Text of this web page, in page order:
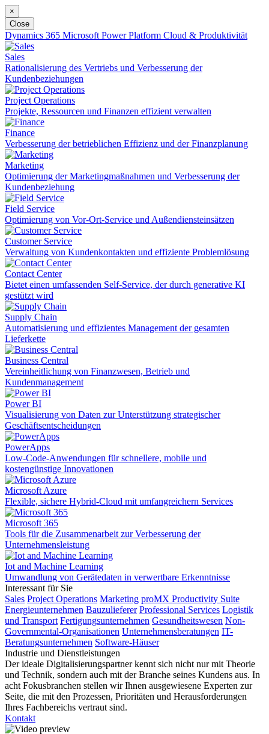
×
Close
Dynamics 365 Microsoft Power Platform Cloud & Produktivität
Sales
Rationalisierung des Vertriebs und Verbesserung der
Kundenbeziehungen
Project Operations
Projekte, Ressourcen und Finanzen effizient verwalten
Finance
Verbesserung der betrieblichen Effizienz und der Finanzplanung
Marketing
Optimierung der Marketingmaßnahmen und Verbesserung der
Kundenbeziehung
Field Service
Optimierung von Vor-Ort-Service und Außendiensteinsätzen
Customer Service
Verwaltung von Kundenkontakten und effiziente Problemlösung
Contact Center
Bietet einen umfassenden Self-Service, der durch generative KI
gestützt wird
Supply Chain
Automatisierung und effizientes Management der gesamten
Lieferkette
Business Central
Vereinheitlichung von Finanzwesen, Betrieb und
Kundenmanagement
Power BI
Visualisierung von Daten zur Unterstützung strategischer
Geschäftsentscheidungen
PowerApps
Low-Code-Anwendungen für schnellere, mobile und
kostengünstige Innovationen
Microsoft Azure
Flexible, sichere Hybrid-Cloud mit umfangreichern Services
Microsoft 365
Tools für die Zusammenarbeit zur Verbesserung der
Unternehmensleistung
Iot and Machine Learning
Umwandlung von Gerätedaten in verwertbare Erkenntnisse
Interessant für Sie
Sales Project Operations Marketing proMX Productivity Suite
Energieunternehmen Bauzulieferer Professional Services Logistik
und Transport Fertigungsunternehmen Gesundheitswesen Non-
Governmental-Organisationen Unternehmensberatungen IT-
Beratungsunternehmen Software-Häuser
Industrie und Dienstleistungen
Der ideale Digitalisierungspartner kennt sich nicht nur mit Theorie
und Technik, sondern auch mit der Branche seines Kundens aus. In
acht Fokusbranchen stellen wir Ihnen ausgewiesene Experten zur
Seite, die mit den Prozessen, Prioritäten und Herausforderungen
Ihres Fachbereichs vertraut sind.
Kontakt